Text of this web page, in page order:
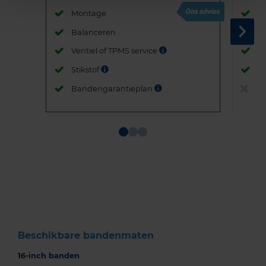
Montage
Balanceren
Ventiel of TPMS service
Stikstof
Bandengarantieplan
Beschikbare bandenmaten
16-inch banden